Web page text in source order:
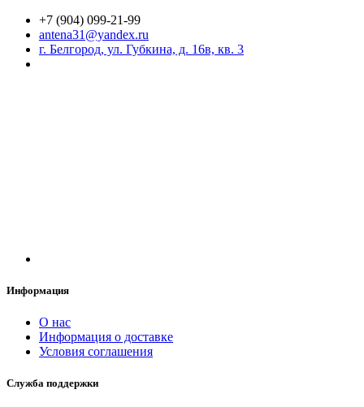
+7 (904) 099-21-99
antena31@yandex.ru
г. Белгород, ул. Губкина, д. 16в, кв. 3
Информация
О нас
Информация о доставке
Условия соглашения
Служба поддержки